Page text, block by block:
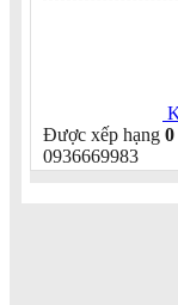
Được xếp hạng 0
0936669983